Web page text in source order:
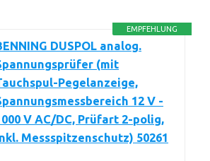
EMPFEHLUNG
DUSPOL analog.
(mit
Pegelanzeige,
12 V -
V AC/DC, Prüfart 2-polig,
Messspitzenschutz) 50261